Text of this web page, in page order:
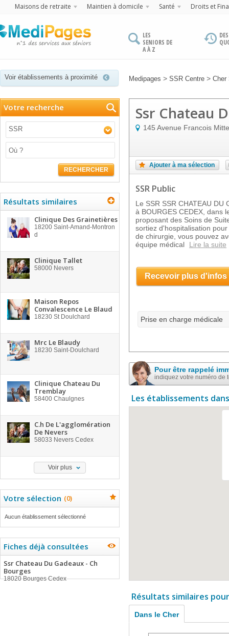
Maisons de retraite Maintien à domicile Santé Droits et
LES
SENIORS DE
A À Z
Voir établissements à proximité Medipages > SSR Centre > Cher
Votre recherche
SSR
RECHERCHER
Résultats similaires
Clinique Des Grainetières
18200 Saint-Amand-Montron
d
Clinique Tallet
58000 Nevers
Maison Repos
Convalescence Le Blaud
18230 St Doulchard
Mrc Le Blaudy
18230 Saint-Doulchard
Clinique Chateau Du
Tremblay
58400 Chaulgnes
C.h De L'agglomération
De Nevers
58033 Nevers Cedex
Voir plus
Votre sélection (0)
Aucun établissement sélectionné
Fiches déjà consultées
Ssr Chateau Du Gadeaux - Ch
Bourges
18020 Bourges Cedex
Ssr Chateau
145 Avenue Francois
Ajouter à ma sélection
SSR Public
Le SSR SSR CHATEAU DU
à BOURGES CEDEX, dans
proposant des Soins de
sortiez d'hospitalisation
de chirurgie, vous pouvez
équipe médical
Lire la suite
Recevoir plus d'infos
Prise en charge médicale
Pour être rappelé
indiquez votre numéro de
Les établissements
Résultats similaires
Dans le Cher